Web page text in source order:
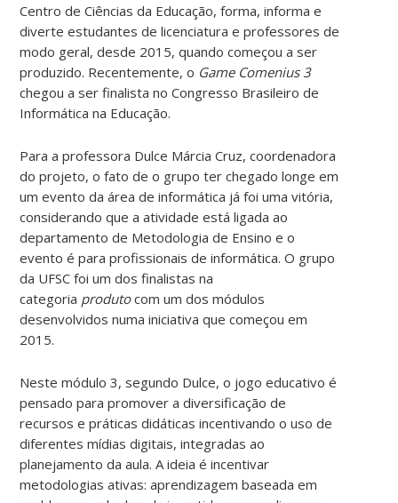
Centro de Ciências da Educação, forma, informa e
diverte estudantes de licenciatura e professores de
modo geral, desde 2015, quando começou a ser
produzido. Recentemente, o Game Comenius 3
chegou a ser finalista no Congresso Brasileiro de
Informática na Educação.
Para a professora Dulce Márcia Cruz, coordenadora
do projeto, o fato de o grupo ter chegado longe em
um evento da área de informática já foi uma vitória,
considerando que a atividade está ligada ao
departamento de Metodologia de Ensino e o
evento é para profissionais de informática. O grupo
da UFSC foi um dos finalistas na
categoria produtocom um dos módulos
desenvolvidos numa iniciativa que começou em
2015.
Neste módulo 3, segundo Dulce, o jogo educativo é
pensado para promover a diversificação de
recursos e práticas didáticas incentivando o uso de
diferentes mídias digitais, integradas ao
planejamento da aula. A ideia é incentivar
metodologias ativas: aprendizagem baseada em